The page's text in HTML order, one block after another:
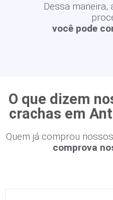
Dessa maneira,
você pode
O que dizem
crachas em
Quem já comprou
comprova